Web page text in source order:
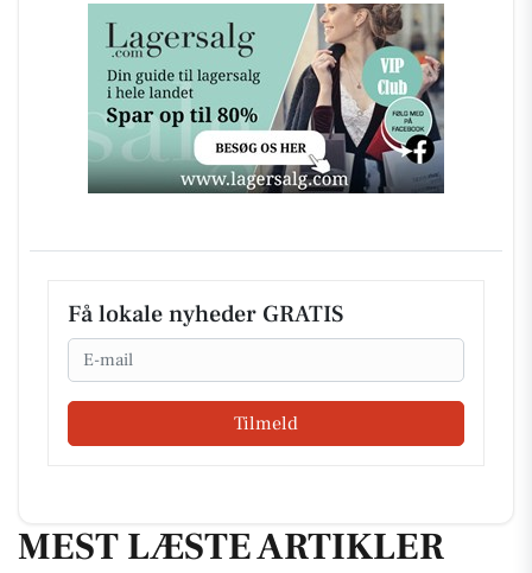
Få lokale nyheder GRATIS
Email
Tilmeld
MEST LÆSTE ARTIKLER